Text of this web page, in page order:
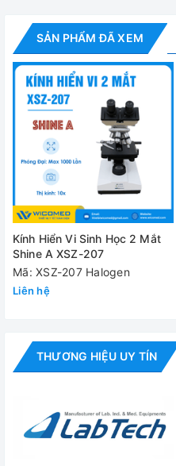
SẢN PHẨM ĐÃ XEM
Kính Hiển Vi Sinh Học 2 Mắt
Shine A XSZ-207
Mã: XSZ-207 Halogen
Liên hệ
THƯƠNG HIỆU UY TÍN